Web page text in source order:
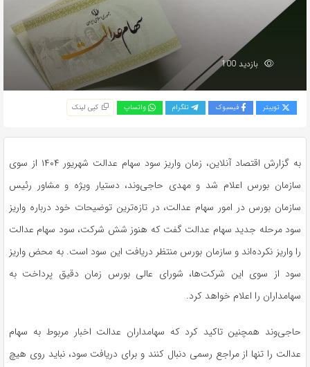
بازدید 100
توییتر فیسبوک تلگرام واتساپ کپی لینک
به گزارش اقتصاد آنلاین، زمان واریز سود سهام عدالت شهریور ۱۴۰۴ از سوی
سازمان بورس اعلام شد و مهدی حاجی‌وند، دستیار ویژه و مشاور رئیس
سازمان بورس در امور سهام عدالت، در تازه‌ترین توضیحات خود درباره واریز
سود مرحله جدید سهام عدالت گفت که هنوز شش شرکت، سود سهام عدالت
را واریز نکرده‌اند و سازمان بورس منتظر دریافت این سود است. به محض واریز
سود از سوی این شرکت‌ها، شورای عالی بورس زمان دقیق پرداخت به
سهامداران را اعلام خواهد کرد.
حاجی‌وند همچنین تاکید کرد که سهامداران عدالت اخبار مربوط به سهام
عدالت را تنها از مراجع رسمی دنبال کنند و برای دریافت سود، نباید روی هیچ